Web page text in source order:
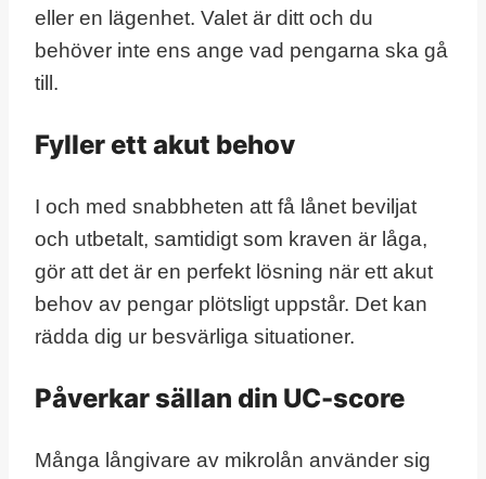
eller en lägenhet. Valet är ditt och du
behöver inte ens ange vad pengarna ska gå
till.
Fyller ett akut behov
I och med snabbheten att få lånet beviljat
och utbetalt, samtidigt som kraven är låga,
gör att det är en perfekt lösning när ett akut
behov av pengar plötsligt uppstår. Det kan
rädda dig ur besvärliga situationer.
Påverkar sällan din UC-score
Många långivare av mikrolån använder sig